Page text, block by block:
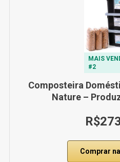
MAIS
#2
Composteira
Nature –
Comprar